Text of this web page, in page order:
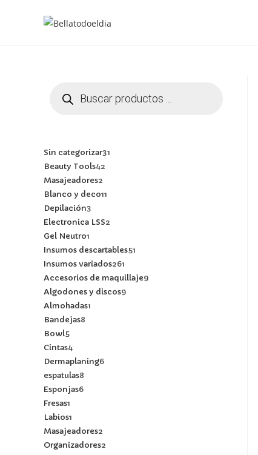
Sin categorizar31
Beauty Tools42
Masajeadores2
Blanco y deco11
Depilación3
Electronica LSS2
Gel Neutro1
Insumos descartables51
Insumos variados261
Accesorios de maquillaje9
Algodones y discos9
Almohadas1
Bandejas8
Bowl5
Cintas4
Dermaplaning6
espatulas8
Esponjas6
Fresas1
Labios1
Masajeadores2
Organizadores2